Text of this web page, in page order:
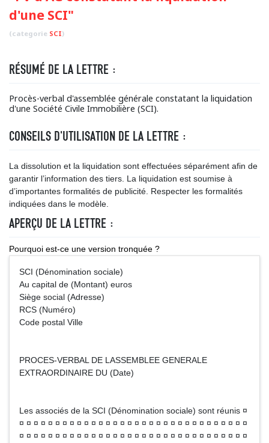
d'une SCI"
(categorie SCI)
RÉSUMÉ DE LA LETTRE :
Procès-verbal d'assemblée générale constatant la liquidation
d'une Société Civile Immobilière (SCI).
CONSEILS D'UTILISATION DE LA LETTRE :
La dissolution et la liquidation sont effectuées séparément afin de
garantir l’information des tiers. La liquidation est soumise à
d’importantes formalités de publicité. Respecter les formalités
indiquées dans le modèle.
APERÇU DE LA LETTRE :
Pourquoi est-ce une version tronquée ?
SCI (Dénomination sociale)
Au capital de (Montant) euros
Siège social (Adresse)
RCS (Numéro)
Code postal Ville
PROCES-VERBAL DE LASSEMBLEE GENERALE
EXTRAORDINAIRE DU (Date)
Les associés de la SCI (Dénomination sociale) sont réunis ¤
¤ ¤ ¤ ¤ ¤ ¤ ¤ ¤ ¤ ¤ ¤ ¤ ¤ ¤ ¤ ¤ ¤ ¤ ¤ ¤ ¤ ¤ ¤ ¤ ¤ ¤ ¤ ¤ ¤ ¤ ¤ ¤
¤ ¤ ¤ ¤ ¤ ¤ ¤ ¤ ¤ ¤ ¤ ¤ ¤ ¤ ¤ ¤ ¤ ¤ ¤ ¤ ¤ ¤ ¤ ¤ ¤ ¤ ¤ ¤ ¤ ¤ ¤ ¤